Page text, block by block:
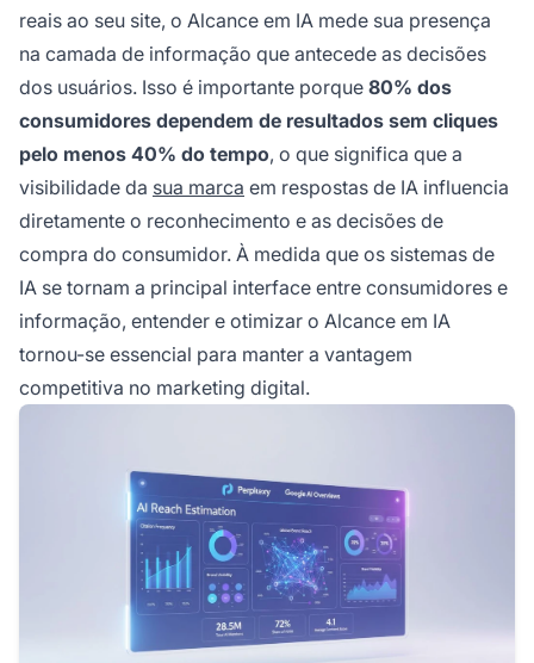
reais ao seu site, o Alcance em IA mede sua presença
na camada de informação que antecede as decisões
dos usuários. Isso é importante porque 80% dos
consumidores dependem de resultados sem cliques
pelo menos 40% do tempo, o que significa que a
visibilidade da sua marca em respostas de IA influencia
diretamente o reconhecimento e as decisões de
compra do consumidor. À medida que os sistemas de
IA se tornam a principal interface entre consumidores e
informação, entender e otimizar o Alcance em IA
tornou-se essencial para manter a vantagem
competitiva no marketing digital.